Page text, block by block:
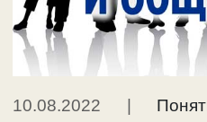
10.08.2022